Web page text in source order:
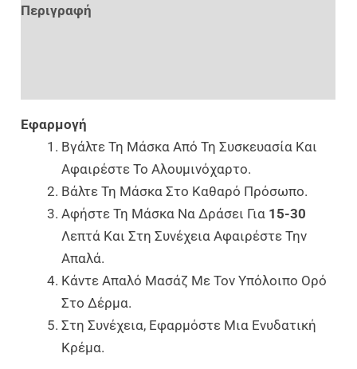
Περιγραφή
Eφαρμογή
Βγάλτε Τη Μάσκα Από Τη Συσκευασία Και
Αφαιρέστε Το Αλουμινόχαρτο.
Βάλτε Τη Μάσκα Στο Καθαρό Πρόσωπο.
Αφήστε Τη Μάσκα Να Δράσει Για 15-30
Λεπτά Και Στη Συνέχεια Αφαιρέστε Την
Απαλά.
Κάντε Απαλό Μασάζ Με Τον Υπόλοιπο Ορό
Στο Δέρμα.
Στη Συνέχεια, Εφαρμόστε Μια Ενυδατική
Κρέμα.